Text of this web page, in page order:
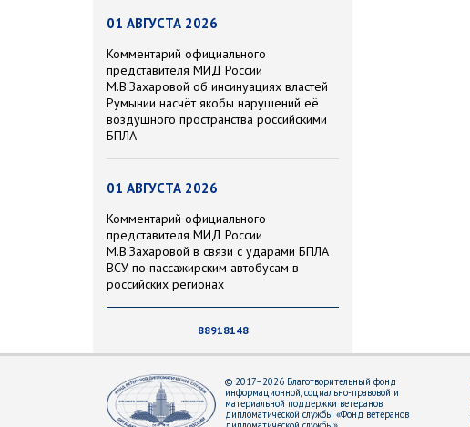
01 АВГУСТА 2026
Комментарий официального
представителя МИД России
М.В.Захаровой об инсинуациях властей
Румынии насчёт якобы нарушений её
воздушного пространства российскими
БПЛА
01 АВГУСТА 2026
Комментарий официального
представителя МИД России
М.В.Захаровой в связи с ударами БПЛА
ВСУ по пассажирским автобусам в
российских регионах
88918148
© 2017–2026 Благотворительный фонд
информационной, социально-правовой и
материальной поддержки ветеранов
дипломатической службы «Фонд ветеранов